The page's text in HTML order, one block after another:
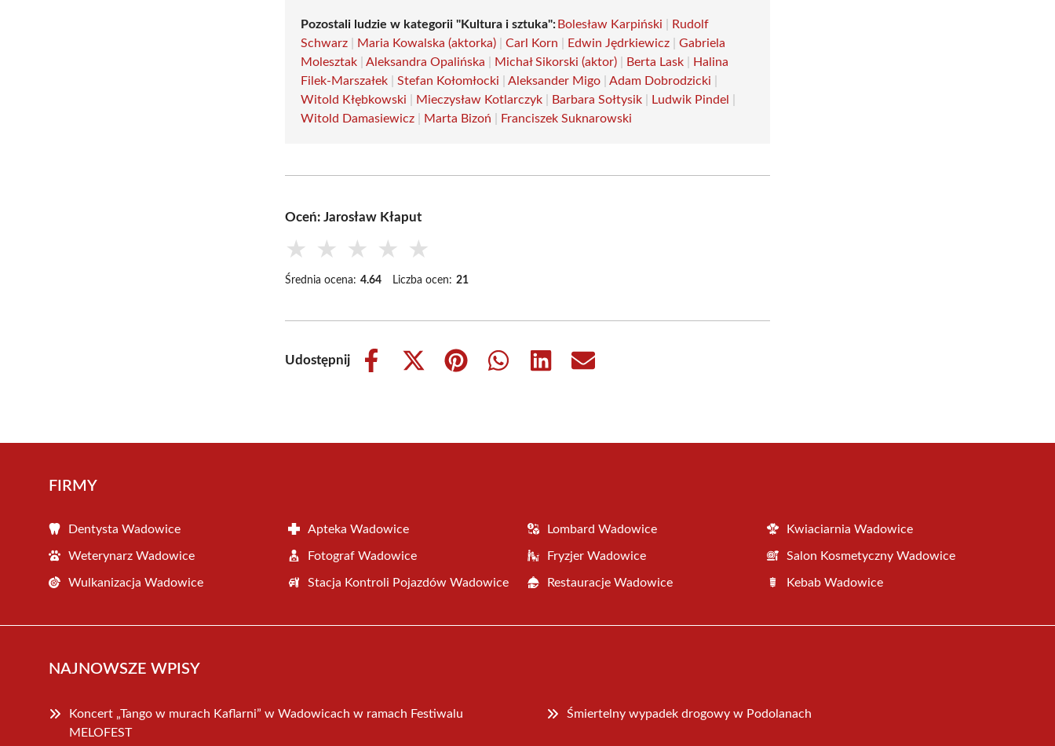
Pozostali ludzie w kategorii "Kultura i sztuka":Bolesław Karpiński
Rudolf
Schwarz
Maria Kowalska (aktorka) |Carl Korn Edwin Jędrkiewicz |Gabriela
Molesztak |Aleksandra Opalińska Michał Sikorski (aktor) Berta Lask
Halina
Filek-Marszałek |Stefan Kołomłocki |Aleksander Migo |Adam Dobrodzicki
Witold Kłębkowski
Mieczysław Kotlarczyk Barbara Sołtysik Ludwik Pindel
Witold Damasiewicz
Marta Bizoń Franciszek Suknarowski
Oceń: Jarosław Kłaput
★ ★ ★ ★ ★
Średnia ocena: 4.64 Liczba ocen: 21
Udostępnij
Share
Share
Share
Share
Share
Share
FIRMY
Dentysta Wadowice Apteka Wadowice Lombard Wadowice Kwiaciarnia Wadowice
Weterynarz Wadowice Fotograf Wadowice Fryzjer Wadowice Salon Kosmetyczny Wadowice
Wulkanizacja Wadowice Stacja Kontroli Pojazdów Wadowice Restauracje Wadowice Kebab Wadowice
NAJNOWSZE WPISY
Koncert „Tango w murach Kaflarni” w Wadowicach w ramach Festiwalu
MELOFEST
Śmiertelny wypadek drogowy w Podolanach